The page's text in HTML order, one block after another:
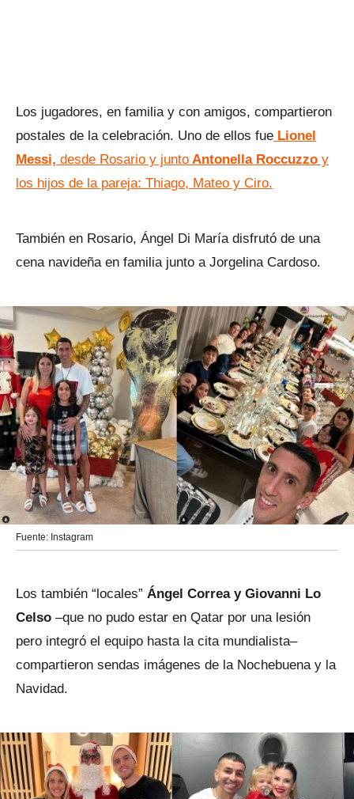
Los jugadores, en familia y con amigos, compartieron
postales de la celebración. Uno de ellos fue Lionel
Messi, desde Rosario y junto Antonella Roccuzzo y
los hijos de la pareja: Thiago, Mateo y Ciro.
También en Rosario, Ángel Di María disfrutó de una
cena navideña en familia junto a Jorgelina Cardoso.
Fuente: Instagram
Los también “locales” Ángel Correa y Giovanni Lo
Celso –que no pudo estar en Qatar por una lesión
pero integró el equipo hasta la cita mundialista–
compartieron sendas imágenes de la Nochebuena y la
Navidad.